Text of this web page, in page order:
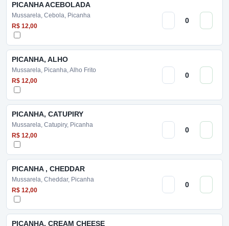
PICANHA ACEBOLADA
Mussarela, Cebola, Picanha
R$ 12,00
PICANHA, ALHO
Mussarela, Picanha, Alho Frito
R$ 12,00
PICANHA, CATUPIRY
Mussarela, Catupiry, Picanha
R$ 12,00
PICANHA , CHEDDAR
Mussarela, Cheddar, Picanha
R$ 12,00
PICANHA, CREAM CHEESE